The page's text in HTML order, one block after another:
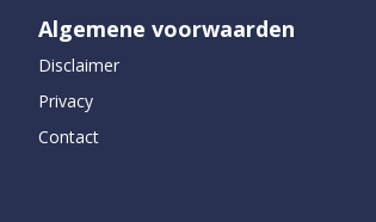
Algemene voorwaarden
Disclaimer
Privacy
Contact